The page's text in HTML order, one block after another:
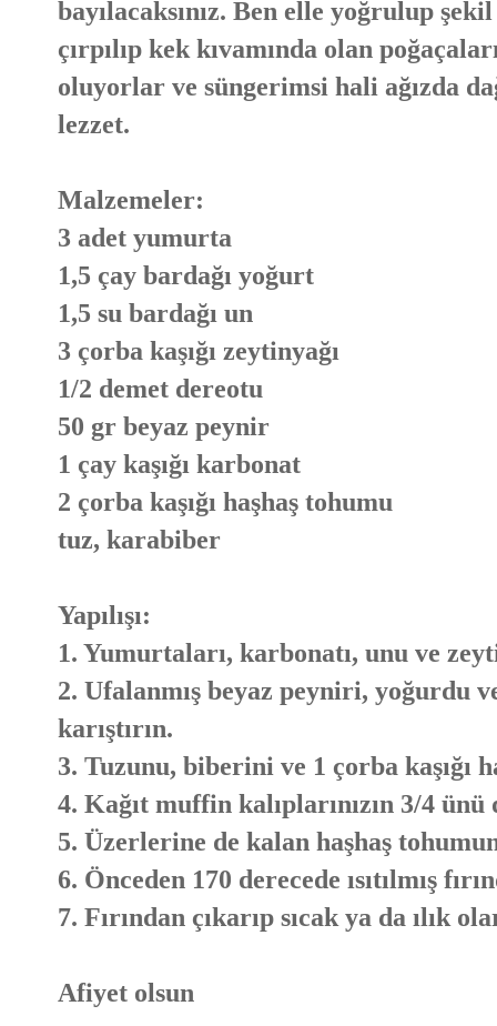
bayılacaksınız. Ben elle yoğrulup
çırpılıp kek kıvamında olan
oluyorlar ve süngerimsi hali ağızda
lezzet.
Malzemeler:
3 adet yumurta
1,5 çay bardağı yoğurt
1,5 su bardağı un
3 çorba kaşığı zeytinyağı
1/2 demet dereotu
50 gr beyaz peynir
1 çay kaşığı karbonat
2 çorba kaşığı haşhaş tohumu
tuz, karabiber
Yapılışı:
1. Yumurtaları, karbonatı, unu ve
2. Ufalanmış beyaz peyniri, yoğurdu
karıştırın.
3. Tuzunu, biberini ve 1 çorba kaşığı
4. Kağıt muffin kalıplarınızın 3/4
5. Üzerlerine de kalan haşhaş
6. Önceden 170 derecede ısıtılmış
7. Fırından çıkarıp sıcak ya da ılık
Afiyet olsun